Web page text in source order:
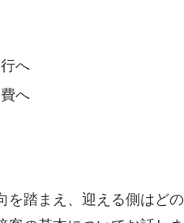
へ
へ
を踏まえ、迎える側はど